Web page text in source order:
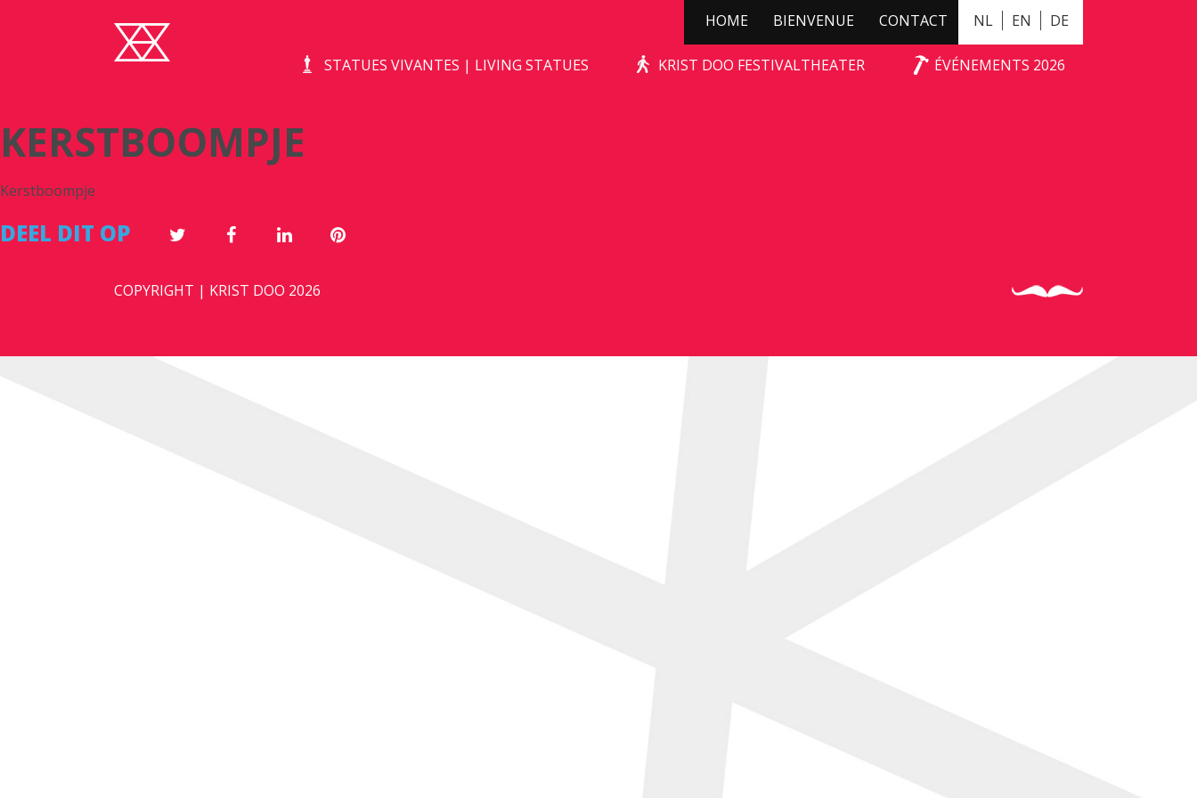
NL EN DE
HOME BIENVENUE CONTACT
STATUES VIVANTES | LIVING STATUES KRIST DOO FESTIVALTHEATER ÉVÉNEMENTS 2026
KERSTBOOMPJE
KERSTBOOMPJE
Kerstboompje
DEEL DIT OP
COPYRIGHT | KRIST DOO 2026